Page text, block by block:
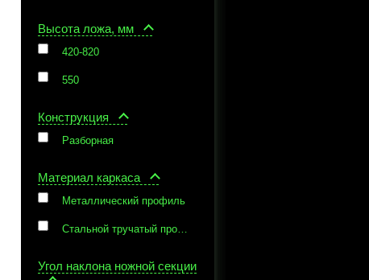
Высота ложа, мм
420-820
550
Конструкция
Разборная
Материал каркаса
Металлический профиль
Стальной тручатый профиль
Угол наклона ножной секции